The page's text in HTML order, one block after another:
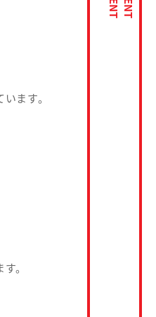
ただいま採用強化中 WE ARE CURRENTLY INCREASING RECRUITMENTただいま採用強化中 WE ARE CURRENTLY INCREASING RECRUITMENT
ます。
。